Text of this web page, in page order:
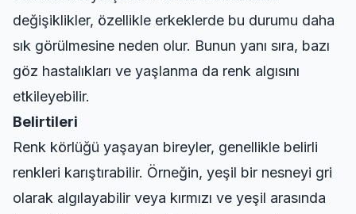
değişiklikler, özellikle erkeklerde bu durumu daha
sık görülmesine neden olur. Bunun yanı sıra, bazı
göz hastalıkları ve yaşlanma da renk algısını
etkileyebilir.
Belirtileri
Renk körlüğü yaşayan bireyler, genellikle belirli
renkleri karıştırabilir. Örneğin, yeşil bir nesneyi gri
olarak algılayabilir veya kırmızı ve yeşil arasında